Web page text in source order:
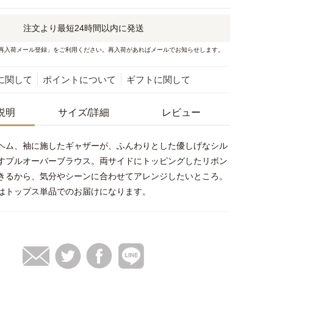
注文より最短24時間以内に発送
荷メール登録」をご利用ください。再入荷があればメールでお知らせします。
関して ポイントについて ギフトに関して
明 サイズ/詳細 レビュー
ム、袖に施したギャザーが、ふんわりとした優しげなシル
プルオーバーブラウス。両サイドにトッピングしたリボン
るから、気分やシーンに合わせてアレンジしたいところ。
ップス単品でのお届けになります。